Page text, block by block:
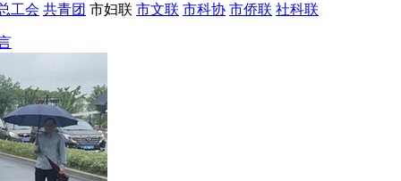
工会 共青团 市妇联 市文联 市科协 市侨联 社科联